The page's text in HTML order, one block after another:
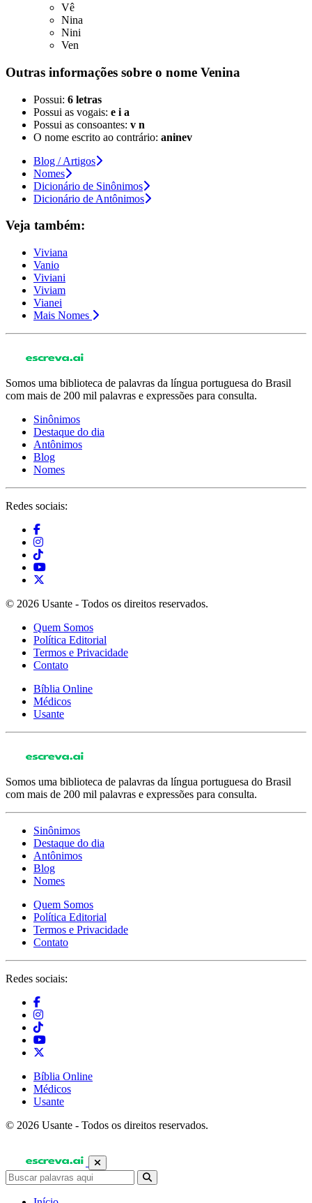
Vê
Nina
Nini
Ven
Outras informações sobre o nome Venina
Possui: 6 letras
Possui as vogais: e i a
Possui as consoantes: v n
O nome escrito ao contrário: aninev
Blog / Artigos
Nomes
Dicionário de Sinônimos
Dicionário de Antônimos
Veja também:
Viviana
Vanio
Viviani
Viviam
Vianei
Mais Nomes
Somos uma biblioteca de palavras da língua portuguesa do Brasil
com mais de 200 mil palavras e expressões para consulta.
Sinônimos
Destaque do dia
Antônimos
Blog
Nomes
Redes sociais:
© 2026 Usante - Todos os direitos reservados.
Quem Somos
Política Editorial
Termos e Privacidade
Contato
Bíblia Online
Médicos
Usante
Somos uma biblioteca de palavras da língua portuguesa do Brasil
com mais de 200 mil palavras e expressões para consulta.
Sinônimos
Destaque do dia
Antônimos
Blog
Nomes
Quem Somos
Política Editorial
Termos e Privacidade
Contato
Redes sociais:
Bíblia Online
Médicos
Usante
© 2026 Usante - Todos os direitos reservados.